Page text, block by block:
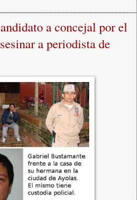
a concejal por el
a periodista de